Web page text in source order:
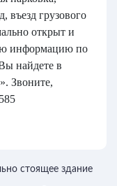
въезд грузового
открыт и
информацию по
найдете в
Звоните,
стоящее здание